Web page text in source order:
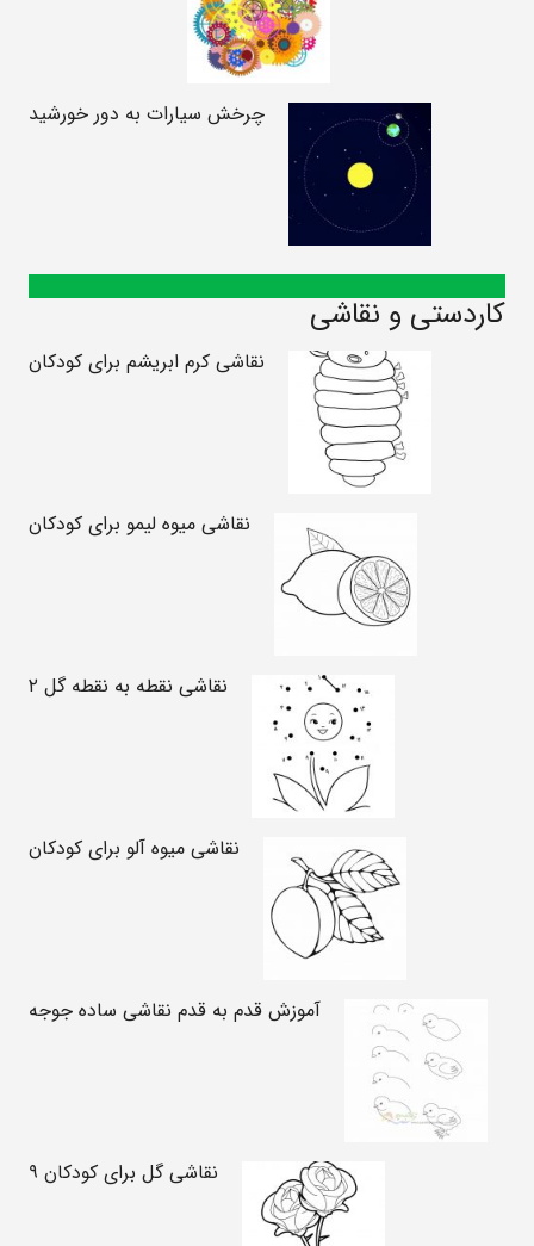
چرخش سیارات به دور خورشید
کاردستی و نقاشی
نقاشی کرم ابریشم برای کودکان
نقاشی میوه لیمو برای کودکان
نقاشی نقطه به نقطه گل ۲
نقاشی میوه آلو برای کودکان
آموزش قدم به قدم نقاشی ساده جوجه
نقاشی گل برای کودکان ۹